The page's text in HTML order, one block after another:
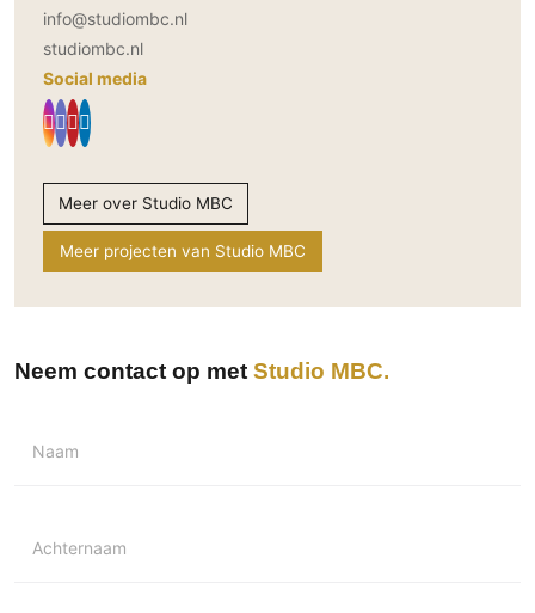
info@studiombc.nl
studiombc.nl
Social media
Meer over Studio MBC
Meer projecten van Studio MBC
Neem contact op met Studio MBC
Naam
Achternaam